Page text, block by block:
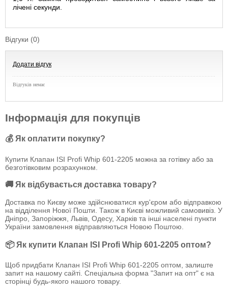
лічені секунди.
Відгуки (0)
Додати відгук
Відгуків немає
Інформація для покупців
💰 Як оплатити покупку?
Купити Клапан ISI Profi Whip 601-2205 можна за готівку або за
безготівковим розрахунком.
🚚 Як відбувається доставка товару?
Доставка по Києву може здійснюватися кур'єром або відправкою
на відділення Нової Пошти. Також в Києві можливий самовивіз. У
Дніпро, Запоріжжя, Львів, Одесу, Харків та інші населені пункти
України замовлення відправляються Новою Поштою.
📦 Як купити Клапан ISI Profi Whip 601-2205 оптом?
Щоб придбати Клапан ISI Profi Whip 601-2205 оптом, залиште
запит на нашому сайті. Спеціальна форма "Запит на опт" є на
сторінці будь-якого нашого товару.